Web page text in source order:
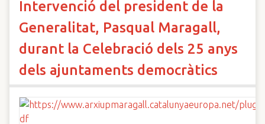
Intervenció del president de la
Generalitat, Pasqual Maragall,
durant la Celebració dels 25 anys
dels ajuntaments democràtics